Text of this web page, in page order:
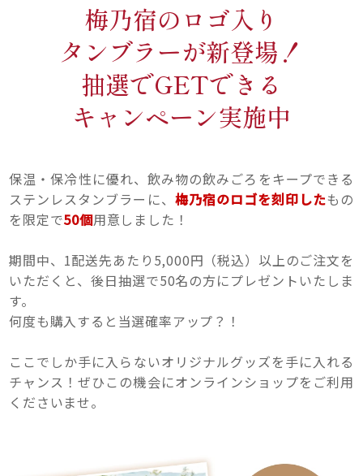
梅乃宿のロゴ入り
タンブラーが新登場！
抽選でGETできる
キャンペーン実施中
保温・保冷性に優れ、飲み物の飲みごろをキープできる
ステンレスタンブラーに、 梅乃宿のロゴを刻印したもの
を限定で50個用意しました！
期間中、1配送先あたり5,000円（税込）以上のご注文を
いただくと、後日抽選で50名の方にプレゼントいたしま
す。
何度も購入すると当選確率アップ？！
ここでしか手に入らないオリジナルグッズを手に入れる
チャンス！ぜひこの機会にオンラインショップをご利用
くださいませ。